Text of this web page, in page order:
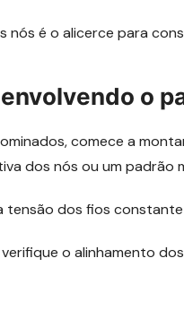
nós é o alicerce para
o
comece a
dos nós ou um padrão
tensão dos fios
o alinhamento